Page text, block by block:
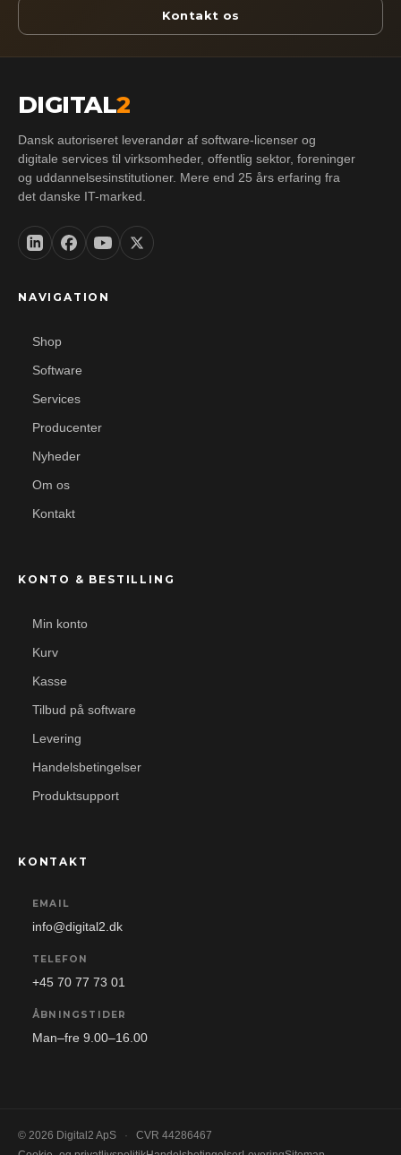
Kontakt os
DIGITAL2
Dansk autoriseret leverandør af software-licenser og
digitale services til virksomheder, offentlig sektor, foreninger
og uddannelsesinstitutioner. Mere end 25 års erfaring fra
det danske IT-marked.
NAVIGATION
Shop
Software
Services
Producenter
Nyheder
Om os
Kontakt
KONTO & BESTILLING
Min konto
Kurv
Kasse
Tilbud på software
Levering
Handelsbetingelser
Produktsupport
KONTAKT
EMAIL
info@digital2.dk
TELEFON
+45 70 77 73 01
ÅBNINGSTIDER
Man–fre 9.00–16.00
© 2026 Digital2 ApS ·
CVR 44286467